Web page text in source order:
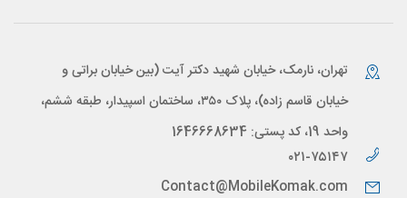
تهران، نارمک، خیابان شهید دکتر آیت (بین خیابان براتی و
خیابان قاسم زاده)، پلاک ۳۵۰، ساختمان اسپیدار، طبقه ششم،
واحد 19، کد پستی: 1646668634
۰۲۱-۷۵۱۴۷
Contact@MobileKomak.com